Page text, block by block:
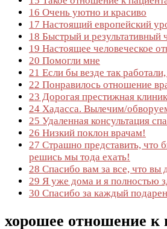
16 Очень уютно и красиво
17 Настоящий европейский
18 Быстрый и результативный
19 Настоящее человеческое
20 Помогли мне
21 Если бы везде так
22 Понравилось отношение
23 Дорогая престижная
24 Хадасса. Вылечим/
25 Удаленная консультация
26 Низкий поклон врачам!
27 Страшно представить, что
решись мы тода ехать!
28 Спасибо вам за все, что вы
29 Я уже дома и я полностью
30 Спасибо за каждый
хорошее отношение к